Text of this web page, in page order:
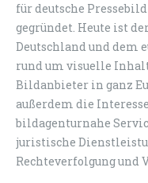
für deutsche
gegründet. Heute ist
Deutschland und dem
rund um visuelle
Bildanbieter in ganz
außerdem die
bildagenturnahe
juristische
Rechteverfolgung und